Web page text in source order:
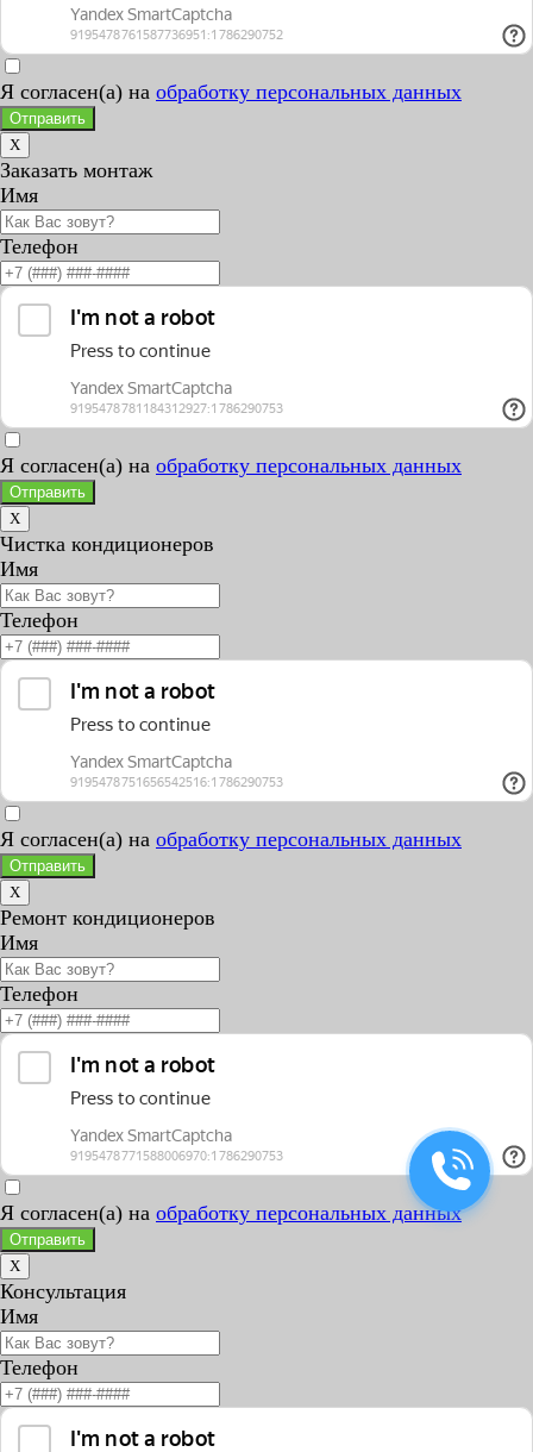
Я согласен(а) на обработку персональных данных
Отправить
X
Заказать монтаж
Имя
Телефон
Я согласен(а) на обработку персональных данных
Отправить
X
Чистка кондиционеров
Имя
Телефон
Я согласен(а) на обработку персональных данных
Отправить
X
Ремонт кондиционеров
Имя
Телефон
Я согласен(а) на обработку персональных данных
Отправить
X
Консультация
Имя
Телефон